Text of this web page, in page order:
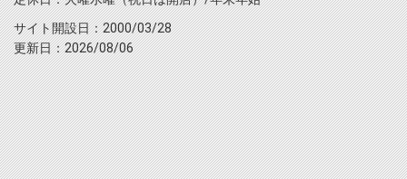
サイト開設日：2000/03/28
更新日：2026/08/06